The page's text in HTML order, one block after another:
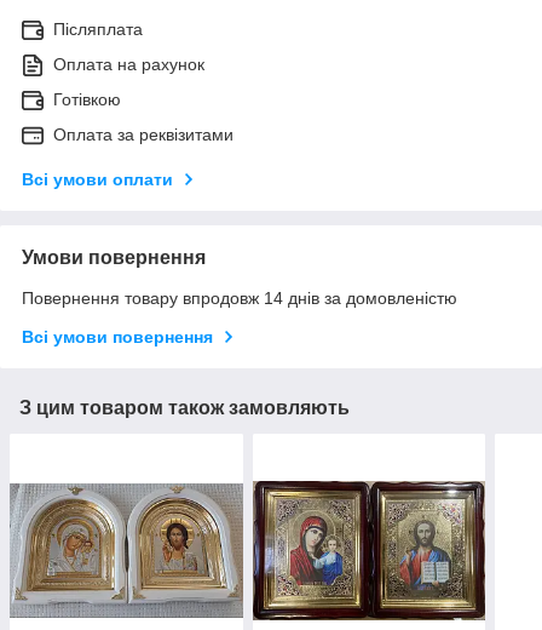
Післяплата
Оплата на рахунок
Готівкою
Оплата за реквізитами
Всі умови оплати
Умови повернення
Повернення товару впродовж 14 днів за домовленістю
Всі умови повернення
З цим товаром також замовляють